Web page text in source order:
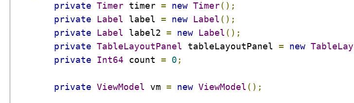
private Timer timer = new Timer();
private
Label label = new Label();
private
Label label2 = new Label();
private TableLayoutPanel tableLayoutPanel = new
private
Int64 count = 0 ;
private ViewModel vm = new ViewModel();